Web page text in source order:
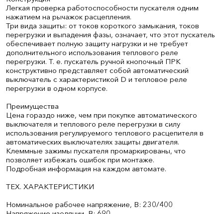
Легкая проверка работоспособности пускателя одним
нажатием на рычажок расцепления.
Три вида защиты: от токов короткого замыкания, токов
перегрузки и выпадения фазы, означает, что этот пускатель
обеспечивает полную защиту нагрузки и не требует
дополнительного использования теплового реле
перегрузки. Т. е. пускатель ручной кнопочный ПРК
конструктивно представляет собой автоматический
выключатель с характеристикой D и тепловое реле
перегрузки в одном корпусе.
Преимущества
Цена гораздо ниже, чем при покупке автоматического
выключателя и теплового реле перегрузки в силу
использования регулируемого теплового расцепителя в
автоматических выключателях защиты двигателя.
Клеммные зажимы пускателя промаркированы, что
позволяет избежать ошибок при монтаже.
Подробная информация на каждом автомате.
ТЕХ. ХАРАКТЕРИСТИКИ
Номинальное рабочее напряжение, В: 230/400